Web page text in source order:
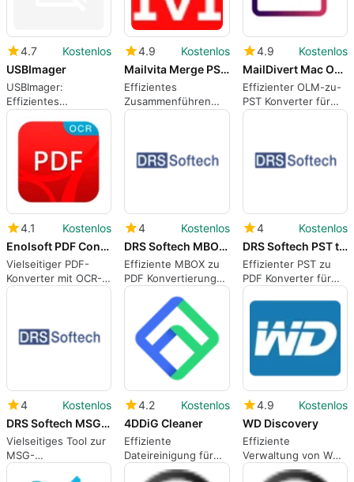
4.7
Kostenlos
USBImager
USBImager:
Effizientes
Schreiben und Lesen
von Disk-Images
4.9
Kostenlos
Mailvita Merge PST for Mac Tool
Effizientes
Zusammenführen
von PST-Dateien auf
4.9
Kostenlos
MailDivert Mac OLM Converter
Effizienter OLM-zu-
PST Konverter für
Mac
4.1
Kostenlos
Enolsoft PDF Converter OCR
Vielseitiger PDF-
Konverter mit OCR-
Funktion
4
Kostenlos
DRS Softech MBOX to PDF Converter
Effiziente MBOX zu
PDF Konvertierung
für Mac
4
Kostenlos
DRS Softech PST to PDF Converter
Effizienter PST zu
PDF Konverter für
Mac
4
Kostenlos
DRS Softech MSG Converter Tool
Vielseitiges Tool zur
MSG-
Dateikonvertierung
4.2
Kostenlos
4DDiG Cleaner
Effiziente
Dateireinigung für
Mac-Nutzer
4.9
Kostenlos
WD Discovery
Effiziente
Verwaltung von WD-
Speichergeräten